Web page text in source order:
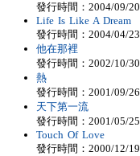
發行時間：2004/09/20
Life Is Like A Dream
發行時間：2004/04/23
他在那裡
發行時間：2002/10/30
熱
發行時間：2001/09/26
天下第一流
發行時間：2001/05/25
Touch Of Love
發行時間：2000/12/19